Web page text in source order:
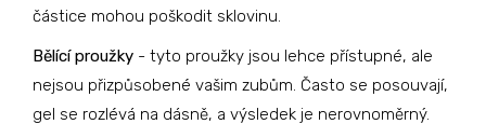
částice mohou poškodit sklovinu.
Bělící proužky - tyto proužky jsou lehce přístupné, ale
nejsou přizpůsobené vašim zubům. Často se posouvají,
gel se rozlévá na dásně, a výsledek je nerovnoměrný.